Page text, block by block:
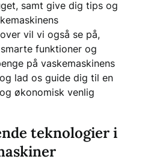
samt give dig tips og
vil vi også se på,
funktioner og
på vaskemaskinens
lad os guide dig til en
økonomisk venlig
teknologier i